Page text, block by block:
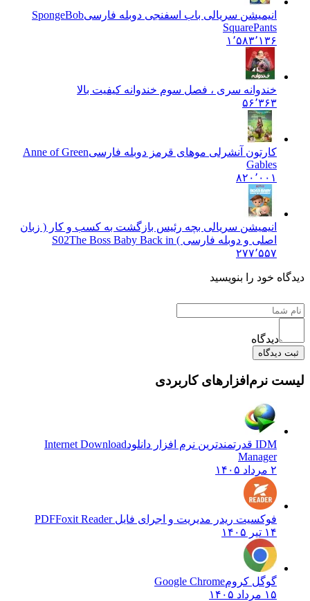
انیمیشن سریالی باب اسفنجی دوبله فارسیSpongeBob
SquarePants
۱٬۵۸۳٬۱۳۶
خندوانه سری ، فصل سوم خندوانه کیفیت بالا
۵۶٬۳۶۳
کارتون آنشرلی موهای قرمز دوبله فارسیAnne of Green
Gables
۸۲۰٬۰۰۱
انیمیشن سریالی بچه رئیس بازگشت به کسب و کار ( زبان
اصلی و دوبله فارسی ) S02 The Boss Baby Back in
۲۷۷٬۵۵۷
دیدگاه خود را بنویسید
دیدگاه
ثبت دیدگاه
لیست نرم‌افزارهای کاربردی
IDM قدرتمندترین نرم افزار دانلود
Internet Download
Manager
۲ مرداد ۱۴۰۵
فوکسیت ریدر مدیریت و اجرای فایل PDFFoxit Reader
۱۴ تیر ۱۴۰۵
گوگل کرومGoogle Chrome
۱۵ مرداد ۱۴۰۵